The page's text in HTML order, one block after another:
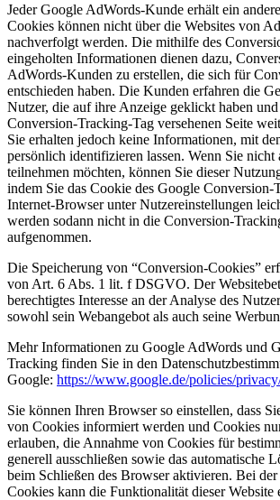
Jeder Google AdWords-Kunde erhält ein
Cookies können nicht über die Websites von
nachverfolgt werden. Die mithilfe des
eingeholten Informationen dienen dazu,
AdWords-Kunden zu erstellen, die sich für
entschieden haben. Die Kunden erfahren die
Nutzer, die auf ihre Anzeige geklickt haben
Conversion-Tracking-Tag versehenen Seite
Sie erhalten jedoch keine Informationen, mit
persönlich identifizieren lassen. Wenn Sie nicht
teilnehmen möchten, können Sie dieser
indem Sie das Cookie des Google Conversion-
Internet-Browser unter Nutzereinstellungen
werden sodann nicht in die Conversion-
aufgenommen.
Die Speicherung von “Conversion-Cookies”
von Art. 6 Abs. 1 lit. f DSGVO. Der
berechtigtes Interesse an der Analyse des
sowohl sein Webangebot als auch seine
Mehr Informationen zu Google AdWords und
Tracking finden Sie in den
Google: https://www.google.de/policies/
Sie können Ihren Browser so einstellen, dass
von Cookies informiert werden und Cookies
erlauben, die Annahme von Cookies für
generell ausschließen sowie das automatische
beim Schließen des Browser aktivieren. Bei
Cookies kann die Funktionalität dieser Website